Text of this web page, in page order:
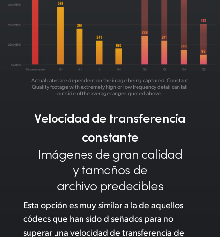
Actual rates are dependent on the image being captured. Constant
Quality footage withextremely high or low frequency detail can fall
outside of the average ranges quoted above.
Velocidad de transferencia
constante
Imágenes de gran calidad
y tamaños de
archivo predecibles
Esta opción es muy similar a la de aquellos
códecs que han sido diseñados para no
superar una velocidad de transferencia de